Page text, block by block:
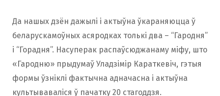
Да нашых дзён дажылі і актыўна ўкараняюцца ў
беларускамоўных асяродках толькі два – “Гародня”
і “Горадня”. Насуперак распаўсюджанаму міфу, што
«Гародню» прыдумаў Уладзімір Караткевіч, гэтыя
формы ўзніклі фактычна адначасна і актыўна
культываваліся ў пачатку 20 стагоддзя.